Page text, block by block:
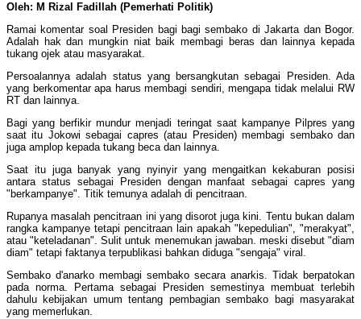
Oleh: M Rizal Fadillah (Pemerhati Politik)
Ramai komentar soal Presiden bagi bagi sembako di Jakarta dan Bogor.
Adalah hak dan mungkin niat baik membagi beras dan lainnya kepada
tukang ojek atau masyarakat.
Persoalannya adalah status yang bersangkutan sebagai Presiden. Ada
yang berkomentar apa harus membagi sendiri, mengapa tidak melalui RW
RT dan lainnya.
Bagi yang berfikir mundur menjadi teringat saat kampanye Pilpres yang
saat itu Jokowi sebagai capres (atau Presiden) membagi sembako dan
juga amplop kepada tukang beca dan lainnya.
Saat itu juga banyak yang nyinyir yang mengaitkan kekaburan posisi
antara status sebagai Presiden dengan manfaat sebagai capres yang
"berkampanye". Titik temunya adalah di pencitraan.
Rupanya masalah pencitraan ini yang disorot juga kini. Tentu bukan dalam
rangka kampanye tetapi pencitraan lain apakah "kepedulian", "merakyat",
atau "keteladanan". Sulit untuk menemukan jawaban. meski disebut "diam
diam" tetapi faktanya terpublikasi bahkan diduga "sengaja" viral.
Sembako d'anarko membagi sembako secara anarkis. Tidak berpatokan
pada norma. Pertama sebagai Presiden semestinya membuat terlebih
dahulu kebijakan umum tentang pembagian sembako bagi masyarakat
yang memerlukan.